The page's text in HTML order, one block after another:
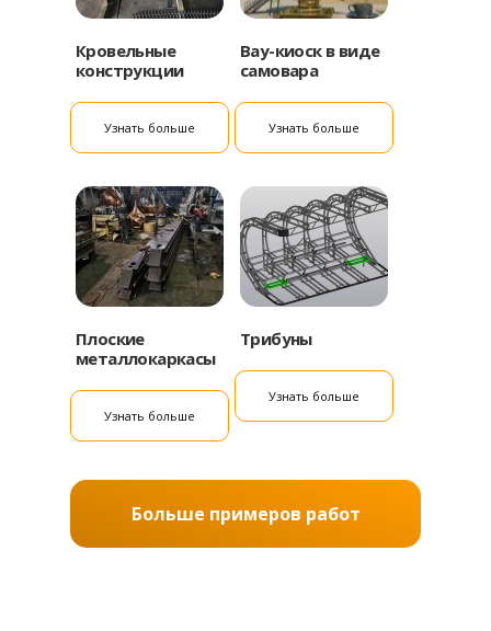
Кровельные
конструкции
Узнать больше
Вау-киоск в виде
самовара
Узнать больше
Плоские
металлокаркасы
Узнать больше
Трибуны
Узнать больше
Больше примеров работ